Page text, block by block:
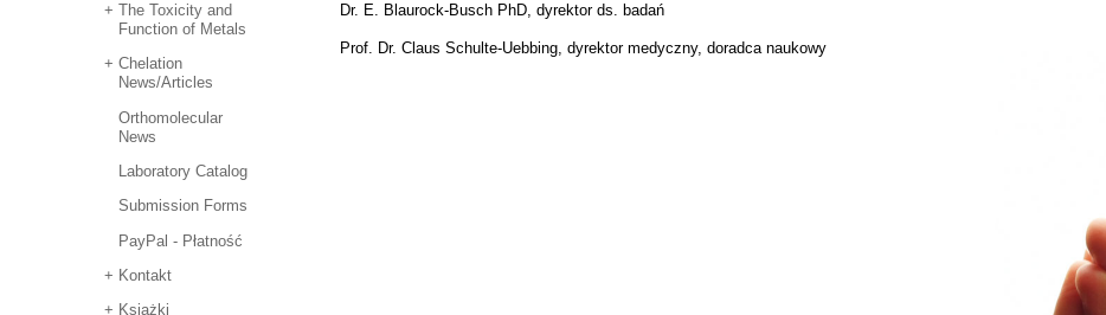
The Toxicity and
Function of Metals
Chelation
News/Articles
Orthomolecular
News
Laboratory Catalog
Submission Forms
PayPal - Płatność
Kontakt
Książki
Dr. E. Blaurock-Busch PhD, dyrektor ds. badań
Prof. Dr. Claus Schulte-Uebbing, dyrektor medyczny, doradca naukowy